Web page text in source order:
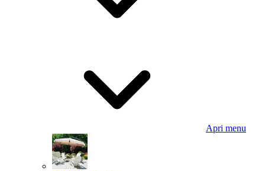
Apri menu